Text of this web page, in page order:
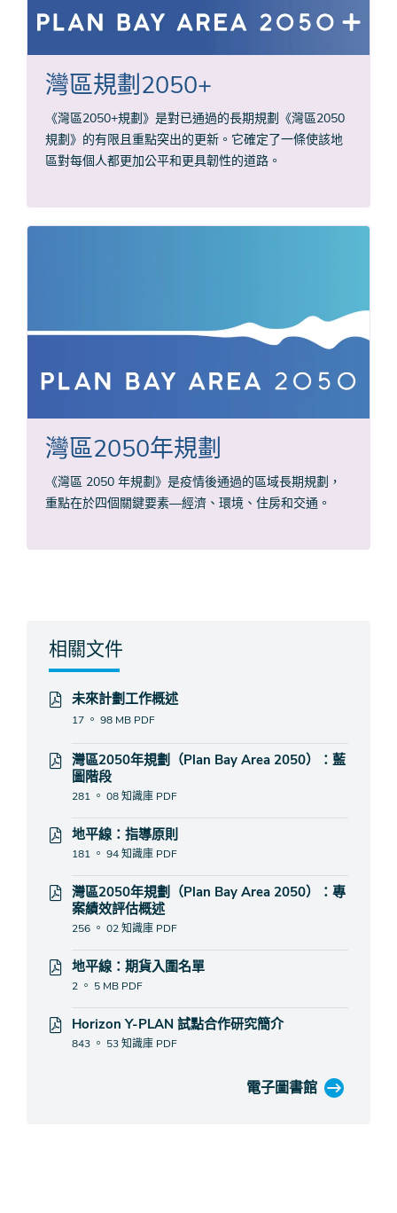
灣區規劃2050+
《灣區2050+規劃》是對已通過的長期規劃《灣區2050
規劃》的有限且重點突出的更新。它確定了一條使該地
區對每個人都更加公平和更具韌性的道路。
灣區2050年規劃
《灣區 2050 年規劃》是疫情後通過的區域長期規劃，
重點在於四個關鍵要素—經濟、環境、住房和交通。
相關文件
未來計劃工作概述
17 。 98 MB PDF
灣區2050年規劃（Plan Bay Area 2050）：藍
圖階段
281 。 08 知識庫 PDF
地平線：指導原則
181 。 94 知識庫 PDF
灣區2050年規劃（Plan Bay Area 2050）：專
案績效評估概述
256 。 02 知識庫 PDF
地平線：期貨入圍名單
2 。 5 MB PDF
Horizo​​n Y-PLAN 試點合作研究簡介
843 。 53 知識庫 PDF
電子圖書館